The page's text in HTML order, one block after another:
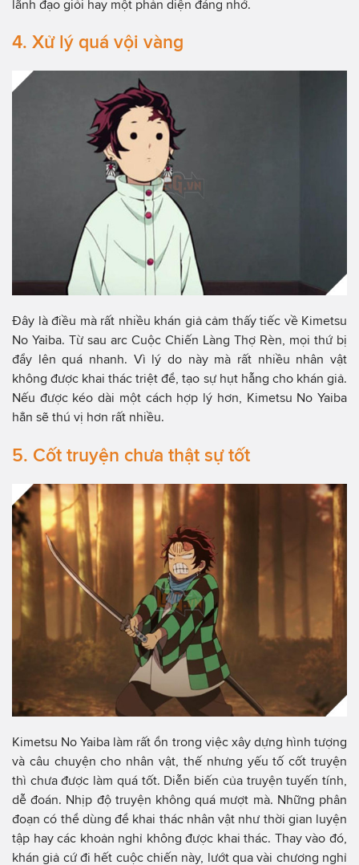
lãnh đạo giỏi hay một phản diện đáng nhớ.
4. Xử lý quá vội vàng
Đây là điều mà rất nhiều khán giả cảm thấy tiếc về Kimetsu
No Yaiba. Từ sau arc Cuộc Chiến Làng Thợ Rèn, mọi thứ bị
đẩy lên quá nhanh. Vì lý do này mà rất nhiều nhân vật
không được khai thác triệt để, tạo sự hụt hẫng cho khán giả.
Nếu được kéo dài một cách hợp lý hơn, Kimetsu No Yaiba
hẳn sẽ thú vị hơn rất nhiều.
5. Cốt truyện chưa thật sự tốt
Kimetsu No Yaiba làm rất ổn trong việc xây dựng hình tượng
và câu chuyện cho nhân vật, thế nhưng yếu tố cốt truyện
thì chưa được làm quá tốt. Diễn biến của truyện tuyến tính,
dễ đoán. Nhịp độ truyện không quá mượt mà. Những phân
đoạn có thể dùng để khai thác nhân vật như thời gian luyện
tập hay các khoản nghỉ không được khai thác. Thay vào đó,
khán giả cứ đi hết cuộc chiến này, lướt qua vài chương nghỉ